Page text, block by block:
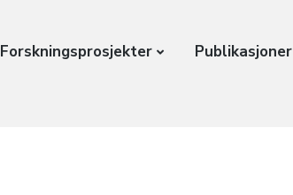
Forskningsprosjekter Publikasjoner